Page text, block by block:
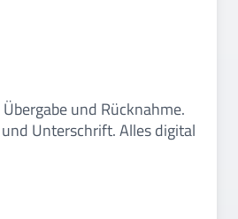
und Rücknahme.
digital